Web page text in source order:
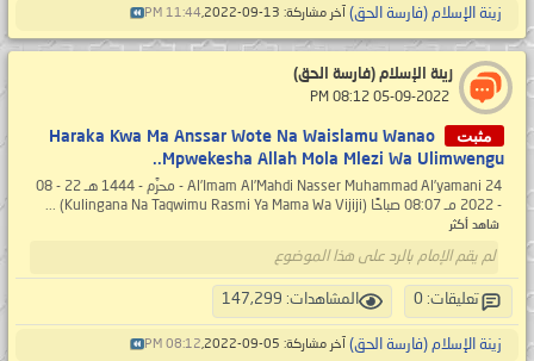
زينة الإسلام (فارسة الحق) آخر مشاركة: 13-09-2022, 11:44 PM
زينة الإسلام (فارسة الحق)
مثبت
Haraka Kwa Ma Anssar Wote Na Waislamu Wanao
Mpwekesha Allah Mola Mlezi Wa Ulimwengu..
Al’Imam Al’Mahdi Nasser Muhammad Al’yamani 24 - محرَّم - 1444 هـ 22 - 08
- 2022 مـ 08:07 صباحًا (Kulingana Na Taqwimu Rasmi Ya Mama Wa Vijiji) ...
شاهد أكثر
لم يقم الإمام بالرد على هذا الموضوع
تعليقات: 0 المشاهدات: 147,299
زينة الإسلام (فارسة الحق) آخر مشاركة: 05-09-2022, 08:12 PM